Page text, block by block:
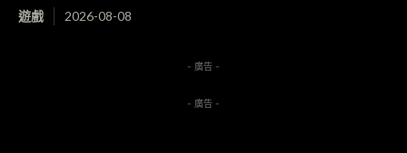
遊戲 2026-08-08
- 廣告 -
- 廣告 -